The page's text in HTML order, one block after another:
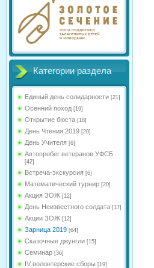
Категории раздела
Единый день солидарности [21]
Осенний поход [19]
Открытие бюста [18]
День Чтения 2019 [20]
День Учителя [6]
Автопробег ветеранов УФСБ
[42]
Встреча-экскурсия [6]
Математический турнир [20]
Акция ЗОЖ [12]
День Неизвестного солдата [17]
Акции ЗОЖ [12]
Зарница 2019 [64]
Сказочные джунгли [15]
Семинар [36]
IV волонтерские сборы [19]